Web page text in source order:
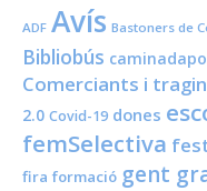
ADF Avís Bastoners de
Bibliobús
Comerciants i
2.0 Covid-19 dones
femSelectiva
fira formació gent